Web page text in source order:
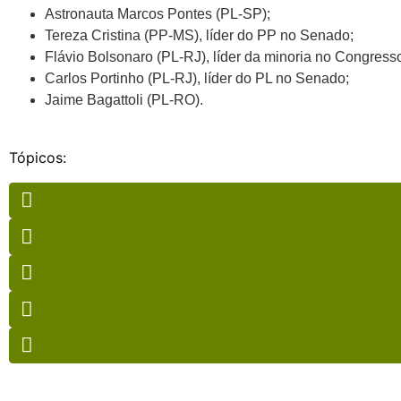
Astronauta Marcos Pontes (PL-SP);
Tereza Cristina (PP-MS), líder do PP no Senado;
Flávio Bolsonaro (PL-RJ), líder da minoria no
Carlos Portinho (PL-RJ), líder do PL no Senado;
Jaime Bagattoli (PL-RO).
Tópicos: